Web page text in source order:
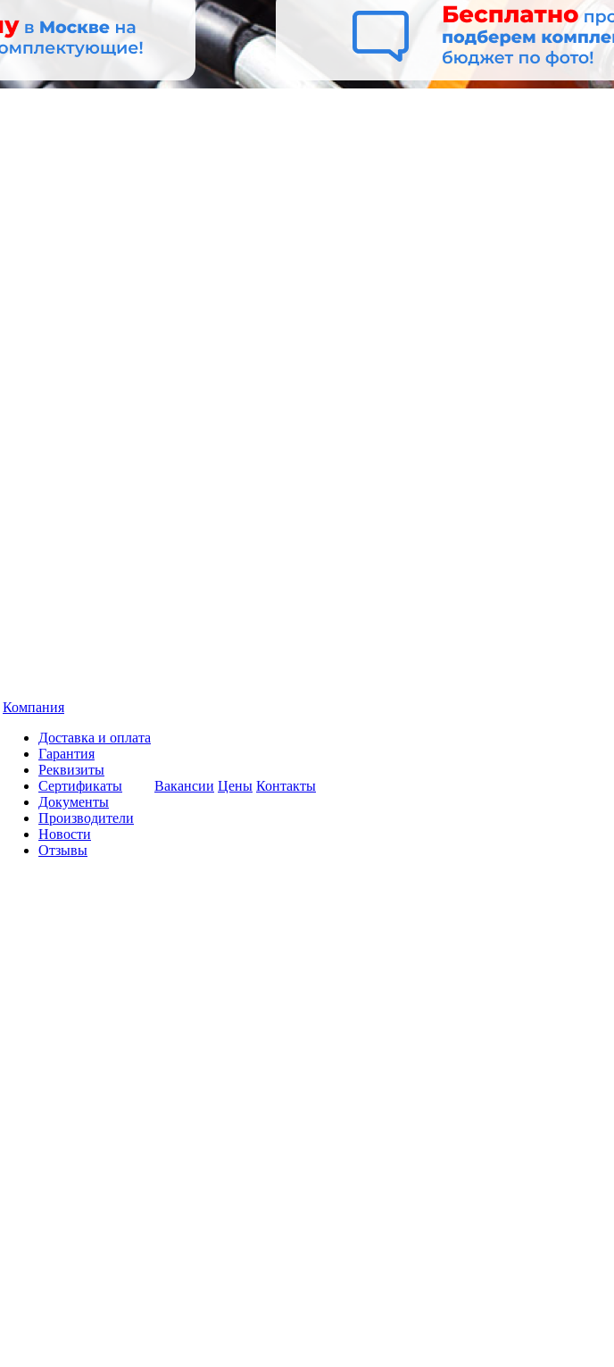
Компания
Доставка и оплата
Гарантия
Реквизиты
Сертификаты
Документы
Производители
Новости
Отзывы
Вакансии Цены Контакты